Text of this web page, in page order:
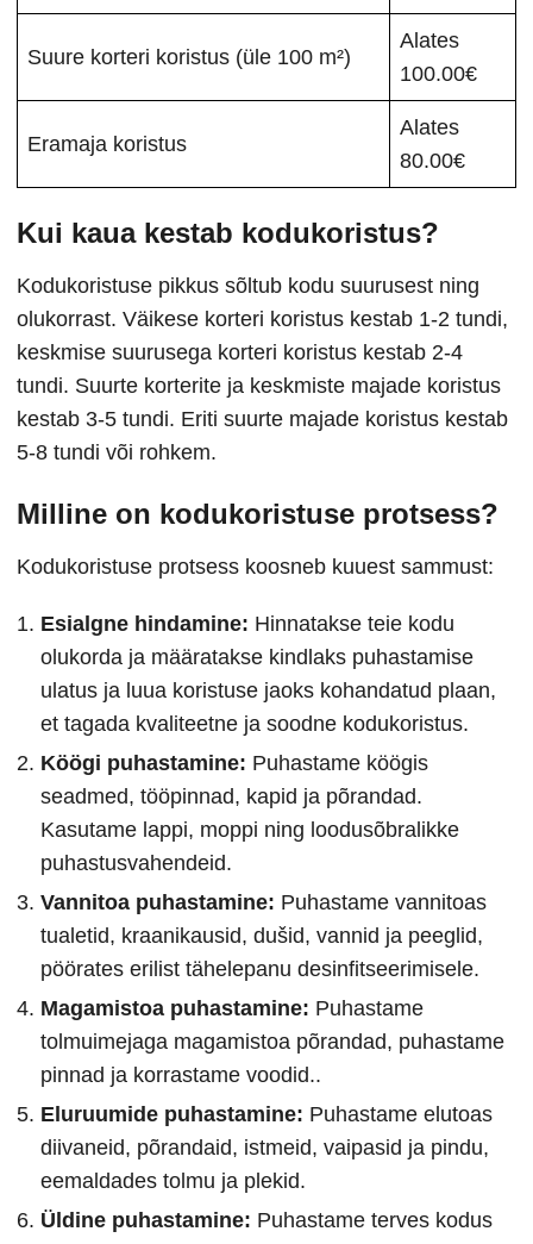
Suure korteri koristus (üle 100 m²)
Alates
100.00€
Eramaja koristus
Alates
80.00€
Kui kaua kestab kodukoristus?
Kodukoristuse pikkus sõltub kodu suurusest ning
olukorrast. Väikese korteri koristus kestab 1-2 tundi,
keskmise suurusega korteri koristus kestab 2-4
tundi. Suurte korterite ja keskmiste majade koristus
kestab 3-5 tundi. Eriti suurte majade koristus kestab
5-8 tundi või rohkem.
Milline on kodukoristuse protsess?
Kodukoristuse protsess koosneb kuuest sammust:
Esialgne hindamine: Hinnatakse teie kodu
olukorda ja määratakse kindlaks puhastamise
ulatus ja luua koristuse jaoks kohandatud plaan,
et tagada kvaliteetne ja soodne kodukoristus.
Köögi puhastamine: Puhastame köögis
seadmed, tööpinnad, kapid ja põrandad.
Kasutame lappi, moppi ning loodusõbralikke
puhastusvahendeid.
Vannitoa puhastamine: Puhastame vannitoas
tualetid, kraanikausid, dušid, vannid ja peeglid,
pöörates erilist tähelepanu desinfitseerimisele.
Magamistoa puhastamine: Puhastame
tolmuimejaga magamistoa põrandad, puhastame
pinnad ja korrastame voodid..
Eluruumide puhastamine: Puhastame elutoas
diivaneid, põrandaid, istmeid, vaipasid ja pindu,
eemaldades tolmu ja plekid.
Üldine puhastamine: Puhastame terves kodus